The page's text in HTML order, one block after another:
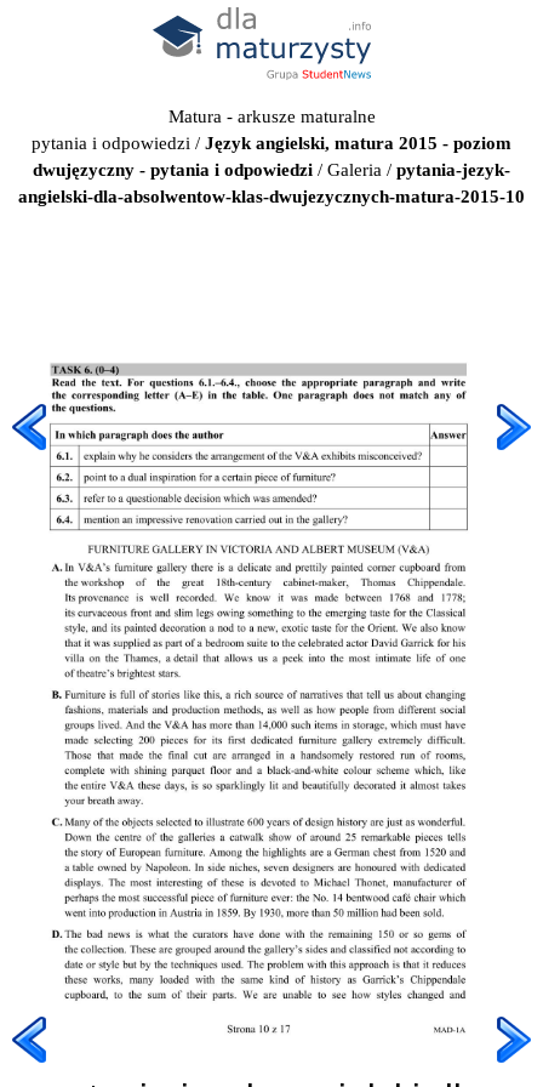
Matura - arkusze maturalne
pytania i odpowiedzi / Język angielski, matura 2015 - poziom
dwujęzyczny - pytania i odpowiedzi / Galeria / pytania-jezyk-
angielski-dla-absolwentow-klas-dwujezycznych-matura-2015-10